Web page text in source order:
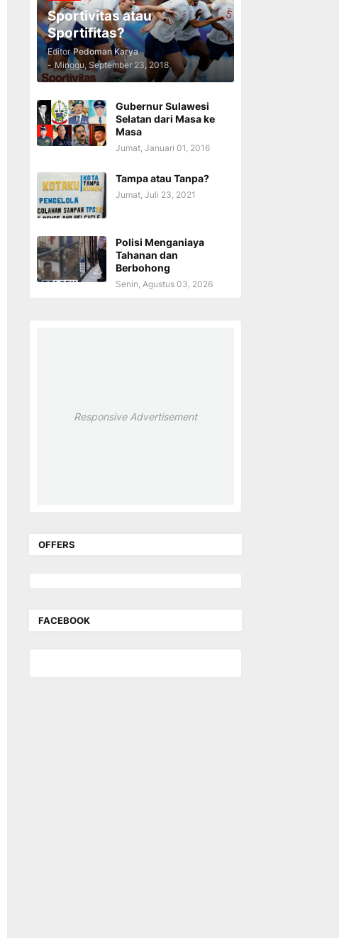
Sportivitas atau
Sportifitas?
Editor Pedoman Karya
- Minggu, September 23, 2018
Gubernur Sulawesi
Selatan dari Masa ke
Masa
Jumat, Januari 01, 2016
Tampa atau Tanpa?
Jumat, Juli 23, 2021
Polisi Menganiaya
Tahanan dan
Berbohong
Senin, Agustus 03, 2026
Responsive Advertisement
OFFERS
FACEBOOK